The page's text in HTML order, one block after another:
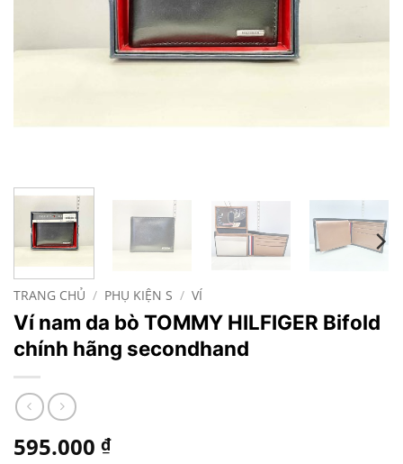
TRANG CHỦ / PHỤ KIỆN S / VÍ
Ví nam da bò TOMMY HILFIGER Bifold
chính hãng secondhand
595.000 ₫